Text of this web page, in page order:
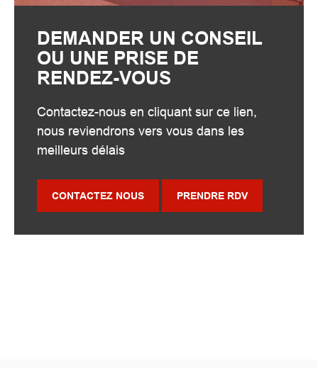
DEMANDER UN CONSEIL
OU UNE PRISE DE
RENDEZ-VOUS
Contactez-nous en cliquant sur ce lien,
nous reviendrons vers vous dans les
meilleurs délais
CONTACTEZ NOUS PRENDRE RDV